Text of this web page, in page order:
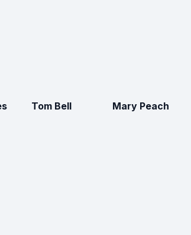
Tom Bell Mary Peach